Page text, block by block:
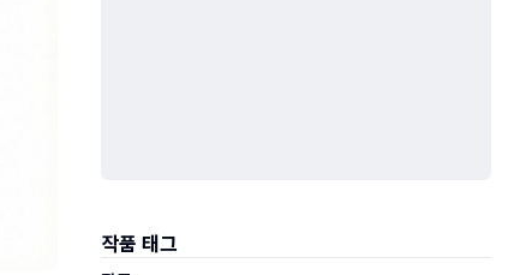
작품 태그